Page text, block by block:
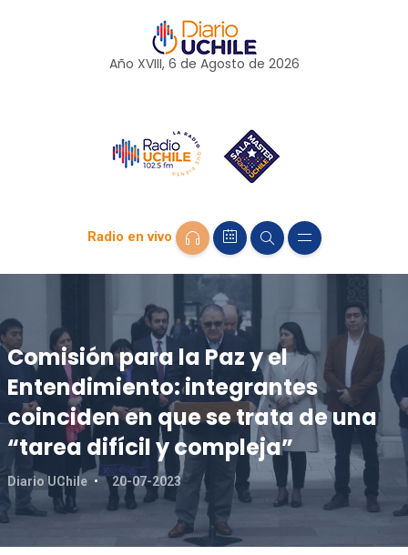
Año XVIII, 6 de Agosto de 2026
Radio en vivo
Comisión para la Paz y el
Entendimiento: integrantes
coinciden en que se trata de una
“tarea difícil y compleja”
Diario UChile 20-07-2023